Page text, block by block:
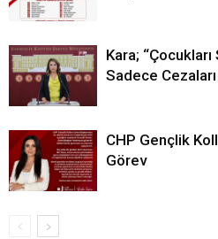
Kara;
Sadece
CHP Gençlik
Görev